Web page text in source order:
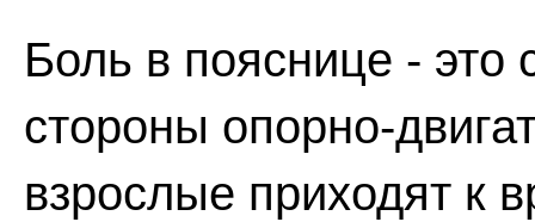
Боль в пояснице - это
стороны опорно-
взрослые приходят к